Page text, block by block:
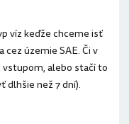
víz keďže chceme isť
územie SAE. Či v
alebo stačí to
dlhšie než 7 dní).